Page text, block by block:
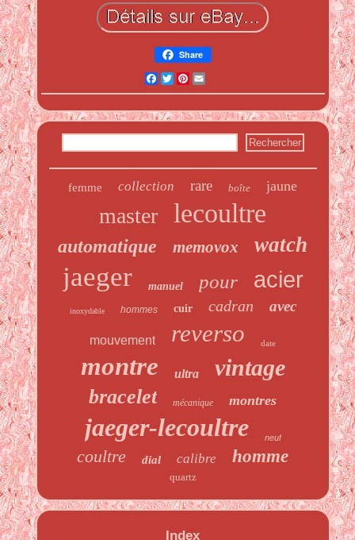
Share
Facebook
Twitter
Pinterest
Email
femme collection rare boîte jaune
master lecoultre
automatique memovox watch
jaeger manuel pour acier
inoxydable hommes cuir cadran avec
mouvement reverso date
montre ultra vintage
bracelet mécanique montres
jaeger-lecoultre neuf
coultre dial calibre homme
quartz
Index